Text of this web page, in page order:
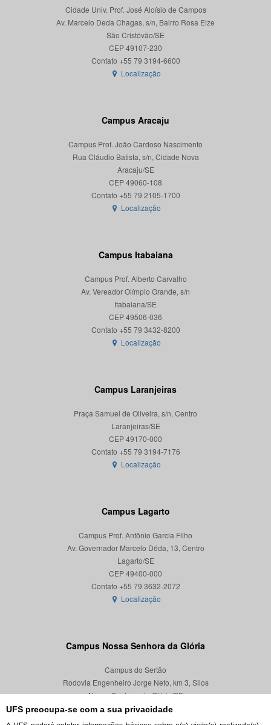
UFS preocupa-se com a sua privacidade
Cidade Univ. Prof. José Aloísio de Campos
Av. Marcelo Deda Chagas, s/n, Bairro Rosa Elze
São Cristóvão/SE
CEP 49107-230
Localização
Campus Aracaju
Campus Prof. João Cardoso Nascimento
Rua Cláudio Batista, s/n, Cidade Nova
Aracaju/SE
CEP 49060-108
Localização
Campus Itabaiana
Campus Prof. Alberto Carvalho
Av. Vereador Olímpio Grande, s/n
Itabaiana/SE
CEP 49506-036
Localização
Campus Laranjeiras
Praça Samuel de Oliveira, s/n, Centro
Laranjeiras/SE
CEP 49170-000
Localização
Campus Lagarto
Campus Prof. Antônio Garcia Filho
Av. Governador Marcelo Déda, 13, Centro
Lagarto/SE
CEP 49400-000
Localização
Campus Nossa Senhora da Glória
Campus do Sertão
Rodovia Engenheiro Jorge Neto, km 3, Silos
Nossa Senhora da Glória/SE
CEP 49680-000